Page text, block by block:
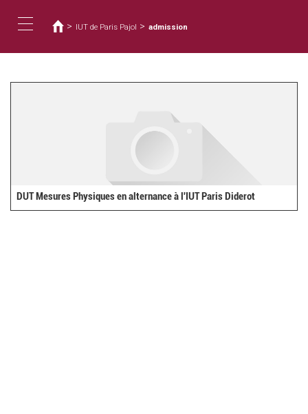
contenido
está
aquí
> IUT de Paris Pajol > admission
DUT Mesures Physiques en alternance à l'IUT Paris Diderot